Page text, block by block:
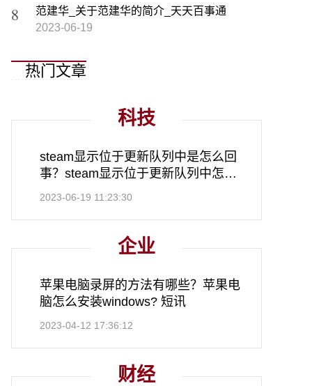
范建华_关于范建华的简介_天天百事通
2023-06-19
热门文章
科技
steam显示位于更新队列中是怎么回
事？steam显示位于更新队列中怎么
解决？
2023-06-19 11:23:30
企业
苹果电脑录屏的方法有哪些？苹果电
脑怎么安装windows? 短讯
2023-04-12 17:36:12
财经